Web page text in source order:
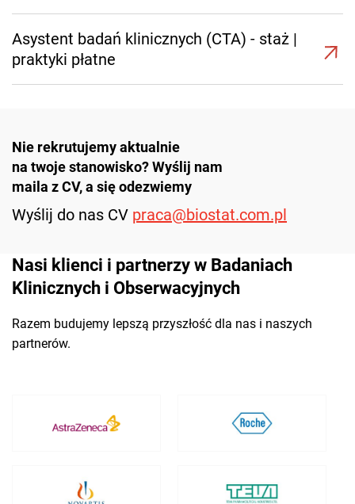
Asystent badań klinicznych (CTA) - staż |
praktyki płatne
Nie rekrutujemy aktualnie
na twoje stanowisko? Wyślij nam
maila z CV, a się odezwiemy
Wyślij do nas CV praca@biostat.com.pl
Nasi klienci i partnerzy w Badaniach
Klinicznych i Obserwacyjnych
Razem budujemy lepszą przyszłość dla nas i naszych
partnerów.